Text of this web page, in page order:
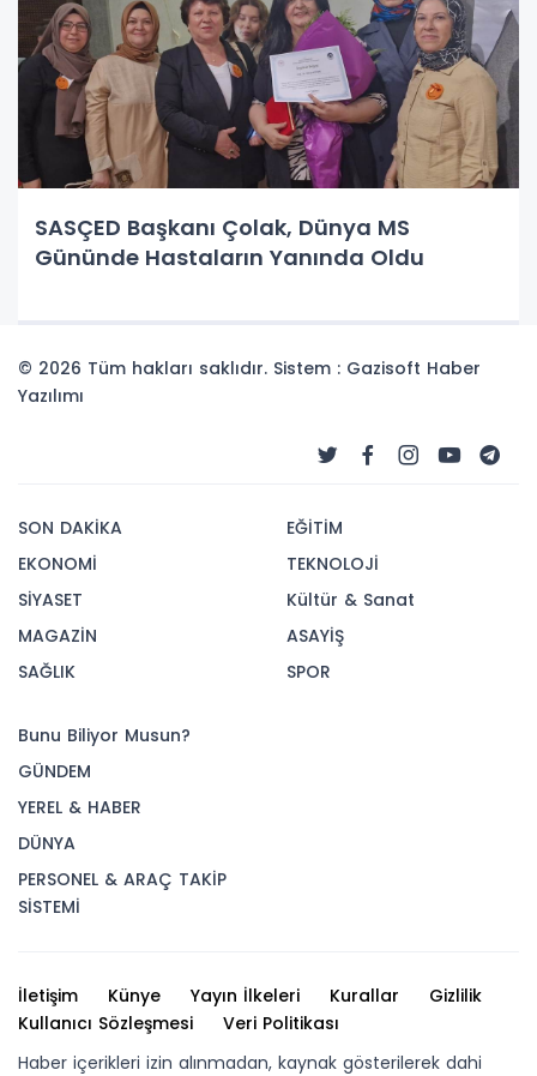
SASÇED Başkanı Çolak, Dünya MS
Gününde Hastaların Yanında Oldu
© 2026 Tüm hakları saklıdır. Sistem : Gazisoft Haber
Yazılımı
SON DAKİKA
EKONOMİ
SİYASET
MAGAZİN
SAĞLIK
EĞİTİM
TEKNOLOJİ
Kültür & Sanat
ASAYİŞ
SPOR
Bunu Biliyor Musun?
GÜNDEM
YEREL & HABER
DÜNYA
PERSONEL & ARAÇ TAKİP
SİSTEMİ
İletişim Künye Yayın İlkeleri Kurallar
Gizlilik
Kullanıcı Sözleşmesi
Veri Politikası
Haber içerikleri izin alınmadan, kaynak gösterilerek dahi